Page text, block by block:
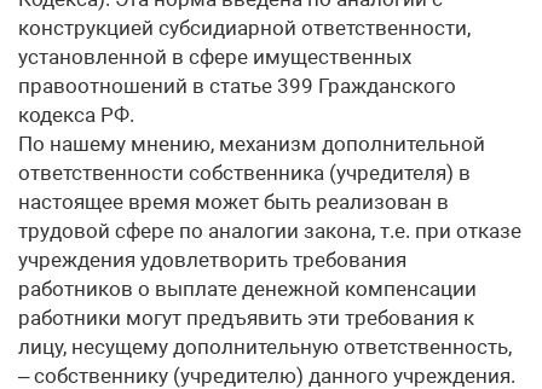
конструкцией субсидиарной ответственности,
установленной в сфере имущественных
правоотношений в статье 399 Гражданского
кодекса РФ.
По нашему мнению, механизм дополнительной
ответственности собственника (учредителя) в
настоящее время может быть реализован в
трудовой сфере по аналогии закона, т.е. при отказе
учреждения удовлетворить требования
работников о выплате денежной компенсации
работники могут предъявить эти требования к
лицу, несущему дополнительную ответственность,
– собственнику (учредителю) данного учреждения.